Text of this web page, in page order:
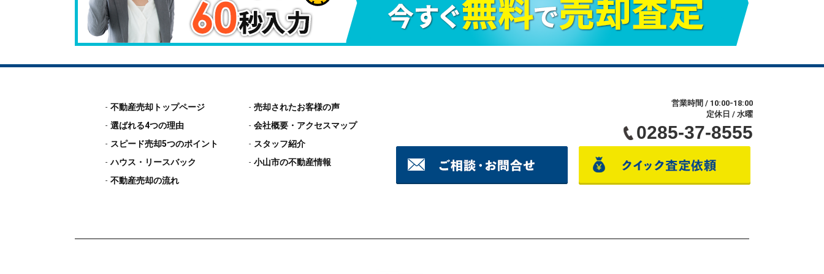
不動産売却トップページ
選ばれる4つの理由
スピード売却5つのポイント
ハウス・リースバック
不動産売却の流れ
売却されたお客様の声
会社概要・アクセスマップ
スタッフ紹介
小山市の不動産情報
営業時間 / 10:00-18:00
定休日 / 水曜
0285-37-8555